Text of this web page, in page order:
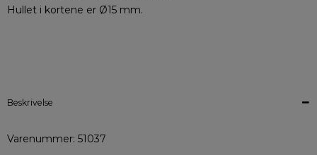
Hullet i kortene er Ø15 mm.
Beskrivelse
Varenummer: 51037